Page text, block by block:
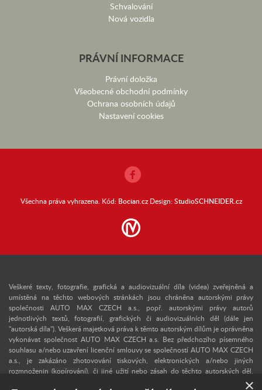
Schvalování
Nová vozidla
PRÁVNÍ INFORMACE
Právní doložka
Všeobecné obchodní podmínky
Ochrana osobních údajů
Nastavení cookies
Všechna práva vyhrazena. Kód: Bocian.czDesign:StudioSCHNEIDER.cz
Veškeré texty, fotografie, grafická a audiovizuální díla (videa) zveřejněná a
umístěná na těchto webových stránkách jsou chráněna autorskými právy
společnosti AUTO MAX CZECH a.s., popř. autorskými právy autorů
jednotlivých textů, fotografií, grafických či audiovizuálních děl (dále jen
"autorská díla"). Veškerá majetková práva k těmto autorským dílům je oprávněna
vykonávat společnost AUTO MAX CZECH a.s. Bez předchozího písemného
souhlasu a/nebo uzavření licenční smlouvy se společností AUTO MAX CZECH
a.s., je zakázáno zhotovování tiskových, elektronických a/nebo jiných
rozmnoženin (kopírování), či jiné užití nebo zásah do těchto autorských děl.
Upozorňujeme, že v případě neoprávněného užití autorského díla se lze
×